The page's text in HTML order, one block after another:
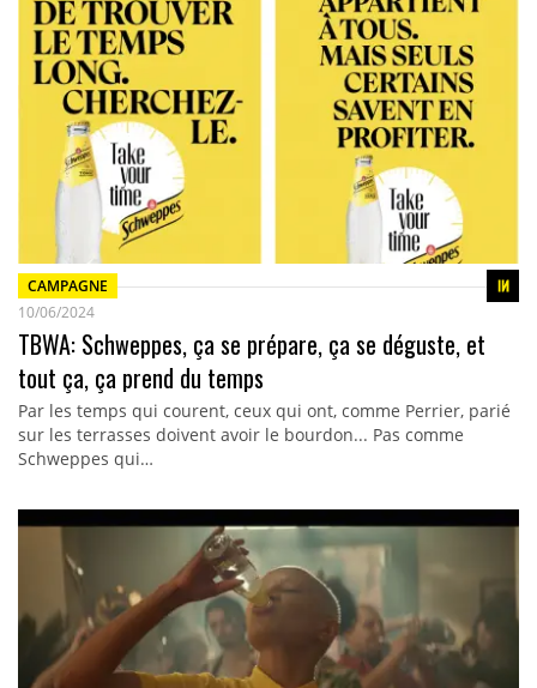
CAMPAGNE
10/06/2024
TBWA: Schweppes, ça se prépare, ça se déguste, et
tout ça, ça prend du temps
Par les temps qui courent, ceux qui ont, comme Perrier, parié
sur les terrasses doivent avoir le bourdon... Pas comme
Schweppes qui…